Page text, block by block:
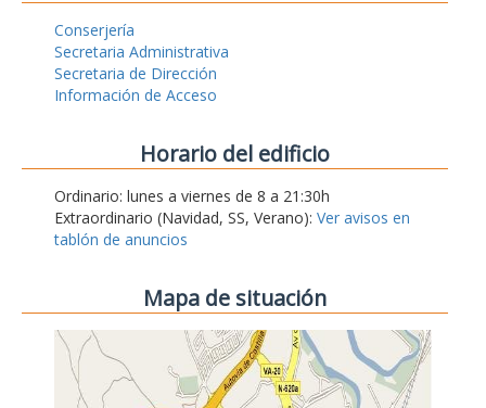
Conserjería
Secretaria Administrativa
Secretaria de Dirección
Información de Acceso
Horario del edificio
Ordinario: lunes a viernes de 8 a 21:30h
Extraordinario (Navidad, SS, Verano): Ver avisos en
tablón de anuncios
Mapa de situación